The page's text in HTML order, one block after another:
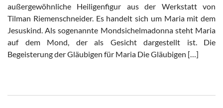
außergewöhnliche Heiligenfigur aus der Werkstatt von
Tilman Riemenschneider. Es handelt sich um Maria mit dem
Jesuskind. Als sogenannte Mondsichelmadonna steht Maria
auf dem Mond, der als Gesicht dargestellt ist. Die
Begeisterung der Gläubigen für Maria Die Gläubigen […]